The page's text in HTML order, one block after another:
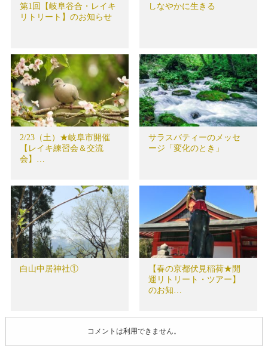
第1回【岐阜谷合・レイキ
リトリート】のお知らせ
しなやかに生きる
2/23（土）★岐阜市開催
【レイキ練習会＆交流
会】…
サラスバティーのメッセ
ージ「変化のとき」
白山中居神社①
【春の京都伏見稲荷★開
運リトリート・ツアー】
のお知…
コメントは利用できません。